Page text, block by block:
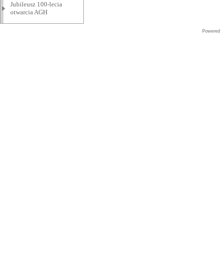
Jubileusz 100-lecia
otwarcia AGH